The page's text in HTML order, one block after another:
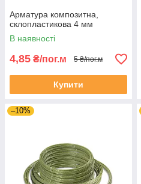
Арматура композитна,
склопластикова 4 мм
В наявності
4,85 ₴/пог.м 5 ₴/пог.м
Купити
–10%